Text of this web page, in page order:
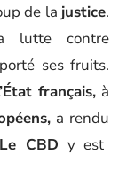
de la justice.
contre
ses fruits.
français,à
a rendu
Le CBD y est